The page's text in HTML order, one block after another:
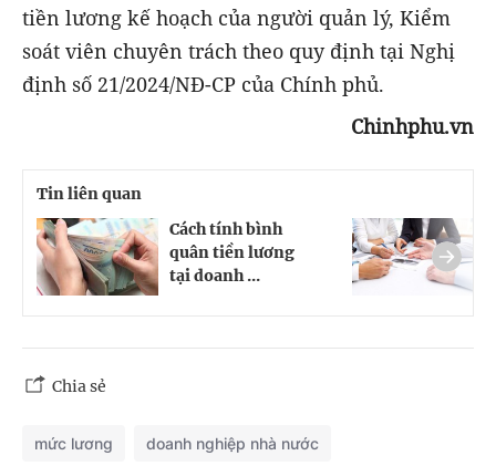
tiền lương kế hoạch của người quản lý, Kiểm
soát viên chuyên trách theo quy định tại Nghị
định số 21/2024/NĐ-CP của Chính phủ.
Chinhphu.vn
Tin liên quan
Cách tính bình
quân tiền lương
tại doanh ...
Chia sẻ
mức lương doanh nghiệp nhà nước